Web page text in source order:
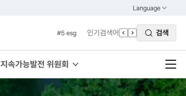
Language
열기
ENGLISH
#5 esg
#7 un
#1 경제
#2 환경
인기검색어 검색
지속가능발전 위원회